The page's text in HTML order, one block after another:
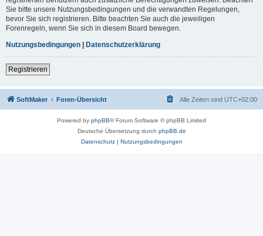
Sie bitte unsere Nutzungsbedingungen und die verwandten Regelungen,
bevor Sie sich registrieren. Bitte beachten Sie auch die jeweiligen
Forenregeln, wenn Sie sich in diesem Board bewegen.
Nutzungsbedingungen | Datenschutzerklärung
Registrieren
SoftMaker Foren-Übersicht Alle Zeiten sind UTC+02:00
Powered by phpBB® Forum Software © phpBB Limited
Deutsche Übersetzung durch phpBB.de
Datenschutz| Nutzungsbedingungen